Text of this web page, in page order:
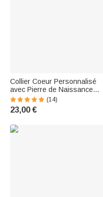
Collier Coeur Personnalisé
avec Pierre de Naissance
Collier de Fer à Cheval Porte-
bonheur Cadeau Anniversaire
Saint-Valentin Fête des Mère
(14)
23,00 €